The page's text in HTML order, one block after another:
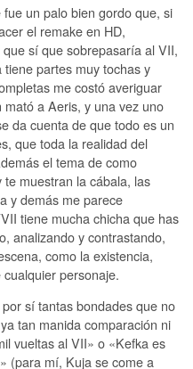
un palo bien gordo que, si
el remake en HD,
sí que sobrepasaría al VII,
partes muy tochas y
me costó averiguar
a Aeris, y una vez uno
da cuenta de que todo es un
que toda la realidad del
el tema de como
muestran la cábala, las
y demás me parece
tiene mucha chicha que has
analizando y contrastando,
como la existencia,
personaje.
sí tantas bondades que no
tan manida comparación ni
vueltas al VII» o «Kefka es
(para mí, Kuja se come a